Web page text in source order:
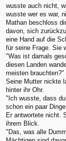
wusste auch nicht,
wusste wer es war,
Mathan beschloss
davon, sich
eine Hand auf die
für seine Frage. Sie
"Was ist damals
diesen Landen
meisten brauchten?"
Seine Mutter nickte
hinter ihr Ohr.
"Ich wusste, dass
schon ein paar
Er antwortete nicht.
ihrem Blick.
"Das, was alle